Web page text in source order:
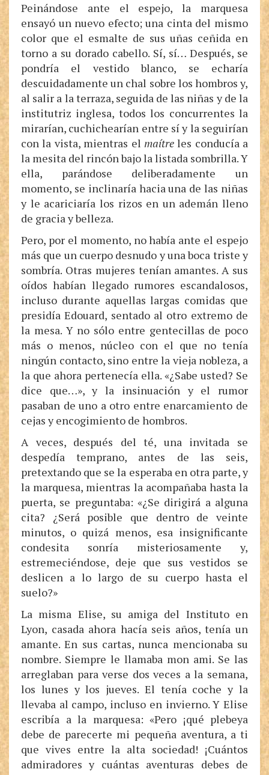
Peinándose ante el espejo, la marquesa
ensayó un nuevo efecto; una cinta del mismo
color que el esmalte de sus uñas ceñida en
torno a su dorado cabello. Sí, sí… Después, se
pondría el vestido blanco, se echaría
descuidadamente un chal sobre los hombros y,
al salir a la terraza, seguida de las niñas y de la
institutriz inglesa, todos los concurrentes la
mirarían, cuchichearían entre sí y la seguirían
con la vista, mientras el maítreles conducía a
la mesita del rincón bajo la listada sombrilla. Y
ella, parándose deliberadamente un
momento, se inclinaría hacia una de las niñas
y le acariciaría los rizos en un ademán lleno
de gracia y belleza.
Pero, por el momento, no había ante el espejo
más que un cuerpo desnudo y una boca triste y
sombría. Otras mujeres tenían amantes. A sus
oídos habían llegado rumores escandalosos,
incluso durante aquellas largas comidas que
presidía Edouard, sentado al otro extremo de
la mesa. Y no sólo entre gentecillas de poco
más o menos, núcleo con el que no tenía
ningún contacto, sino entre la vieja nobleza, a
la que ahora pertenecía ella. «¿Sabe usted? Se
dice que…», y la insinuación y el rumor
pasaban de uno a otro entre enarcamiento de
cejas y encogimiento de hombros.
A veces, después del té, una invitada se
despedía temprano, antes de las seis,
pretextando que se la esperaba en otra parte, y
la marquesa, mientras la acompañaba hasta la
puerta, se preguntaba: «¿Se dirigirá a alguna
cita? ¿Será posible que dentro de veinte
minutos, o quizá menos, esa insignificante
condesita sonría misteriosamente y,
estremeciéndose, deje que sus vestidos se
deslicen a lo largo de su cuerpo hasta el
suelo?»
La misma Elise, su amiga del Instituto en
Lyon, casada ahora hacía seis años, tenía un
amante. En sus cartas, nunca mencionaba su
nombre. Siempre le llamaba mon ami. Se las
arreglaban para verse dos veces a la semana,
los lunes y los jueves. El tenía coche y la
llevaba al campo, incluso en invierno. Y Elise
escribía a la marquesa: «Pero ¡qué plebeya
debe de parecerte mi pequeña aventura, a ti
que vives entre la alta sociedad! ¡Cuántos
admiradores y cuántas aventuras debes de